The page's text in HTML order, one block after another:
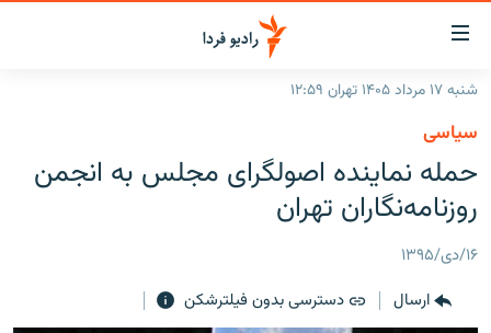
لینک‌های
قابلیت
دسترسی
بازگشت
اصلی
رفتن
صفحه
جستجو
ایران
جهان
برنامه‌های رادیویی
پادکست
چندرسانه‌ای
شنبه ۱۷ مرداد ۱۴۰۵ تهران ۱۲:۵۹
سیاسی
حمله نماینده اصولگرای مجلس به انجمن
روزنامه‌نگاران تهران
۱۶/دی/۱۳۹۵
ارسال
دسترسی بدون فیلترشکن